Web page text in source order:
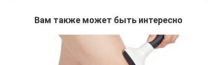
Вам также может быть интересно